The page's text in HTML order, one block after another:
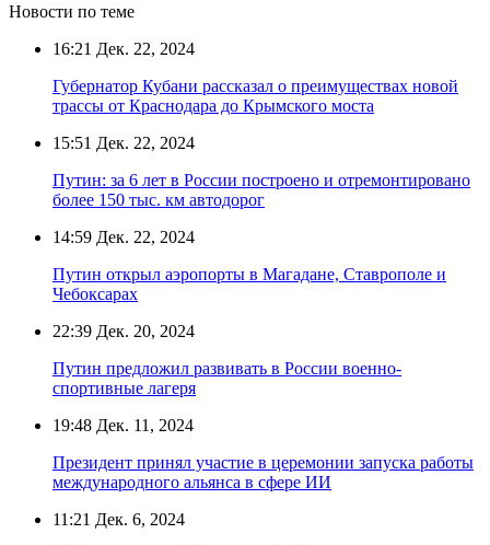
Новости по теме
16:21 Дек. 22, 2024
Губернатор Кубани рассказал о преимуществах новой
трассы от Краснодара до Крымского моста
15:51 Дек. 22, 2024
Путин: за 6 лет в России построено и отремонтировано
более 150 тыс. км автодорог
14:59 Дек. 22, 2024
Путин открыл аэропорты в Магадане, Ставрополе и
Чебоксарах
22:39 Дек. 20, 2024
Путин предложил развивать в России военно-
спортивные лагеря
19:48 Дек. 11, 2024
Президент принял участие в церемонии запуска работы
международного альянса в сфере ИИ
11:21 Дек. 6, 2024